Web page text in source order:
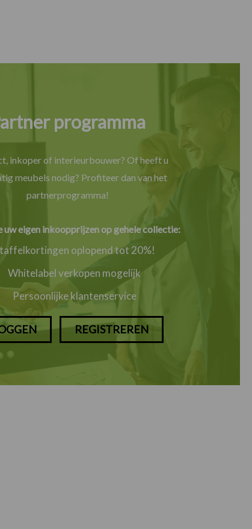
programma
inkoper of interieurbouwer? Of heeft u
meubels nodig? Profiteer dan van het
partnerprogramma!
uw eigen inkoopprijzen op gehele collectie:
oplopend tot 20%!
Whitelabel verkopen mogelijk
Persoonlijke klantenservice
REGISTREREN